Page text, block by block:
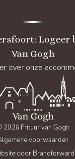
Van Gogh
over onze
2026 Frituur van Gogh
voorwaarden
door Brandforward